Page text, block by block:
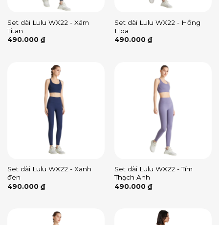
Set dài Lulu WX22 - Xám
Titan
490.000 ₫
Set dài Lulu WX22 - Hồng
Hoa
490.000 ₫
Set dài Lulu WX22 - Xanh
đen
490.000 ₫
Set dài Lulu WX22 - Tím
Thạch Anh
490.000 ₫